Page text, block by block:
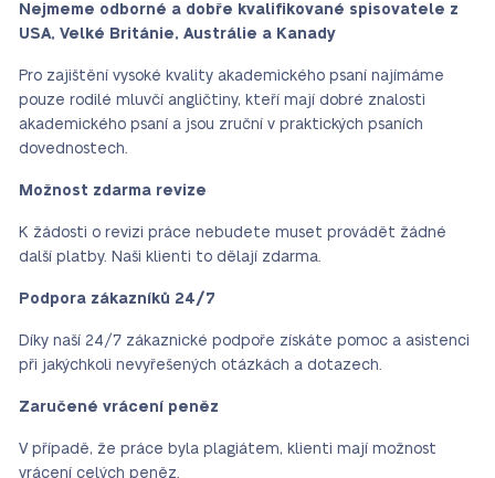
Nejmeme odborné a dobře kvalifikované spisovatele z
USA, Velké Británie, Austrálie a Kanady
Pro zajištění vysoké kvality akademického psaní najímáme
pouze rodilé mluvčí angličtiny, kteří mají dobré znalosti
akademického psaní a jsou zruční v praktických psaních
dovednostech.
Možnost zdarma revize
K žádosti o revizi práce nebudete muset provádět žádné
další platby. Naši klienti to dělají zdarma.
Podpora zákazníků 24/7
Díky naší 24/7 zákaznické podpoře získáte pomoc a asistenci
při jakýchkoli nevyřešených otázkách a dotazech.
Zaručené vrácení peněz
V případě, že práce byla plagiátem, klienti mají možnost
vrácení celých peněz.